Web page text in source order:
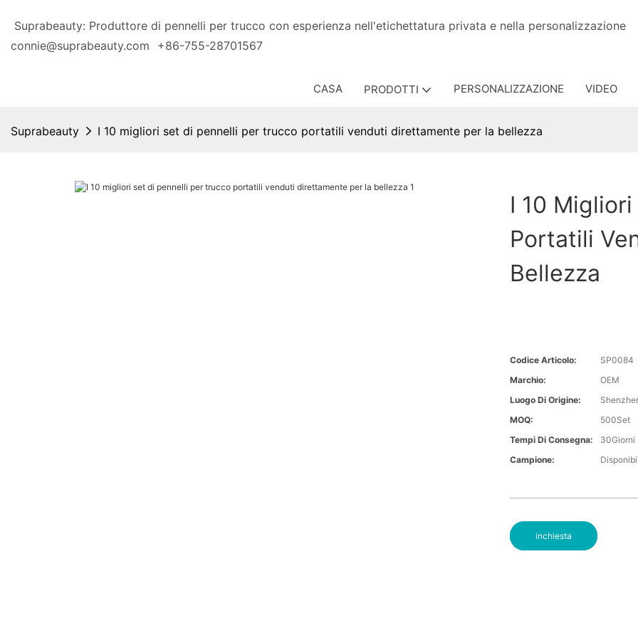
Suprabeauty: Produttore di pennelli per trucco con esperienza nell'etichettatura privata e nella
connie@suprabeauty.com
+86-755-28701567
CASA PRODOTTI PERSONALIZZAZIONE VIDEO
Suprabeauty I 10 migliori set di pennelli per trucco portatili venduti direttamente per la bellezza
I 10
Portatili
Bellezza
Codice Articolo:
SP0084
Marchio:
OEM
Luogo Di Origine:
MOQ:
500Set
Tempi Di Consegna:
30Giorni
Campione:
inchiesta